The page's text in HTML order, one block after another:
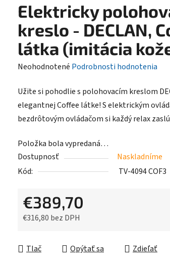
Elektricky
kreslo - DECLAN,
látka (imitácia
Priemerné
produktu
je
0,0
5
hviezdičiek.
Neohodnotené Podrobnosti hodnotenia
Užite si pohodlie s polohovacím kreslom
elegantnej Coffee látke! S elektrickým
bezdrôtovým ovládačom si každý relax
Položka bola vypredaná…
Dostupnosť
Naskladníme
Kód:
TV-4094 COF3
€389,70
€316,80 bez DPH
Tlač
Opýtať sa Zdieľať